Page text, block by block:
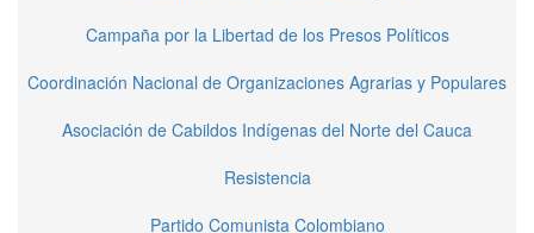
Campaña por la Libertad de los Presos Políticos
Coordinación Nacional de Organizaciones Agrarias y Populares
Asociación de Cabildos Indígenas del Norte del Cauca
Resistencia
Partido Comunista Colombiano